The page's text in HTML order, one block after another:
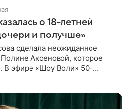
о 18-летней
и получше»
сделала неожиданное
Аксеновой, которое
В эфире «Шоу Воли» 50-